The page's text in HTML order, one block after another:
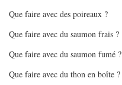
Que faire avec des poireaux ?
Que faire avec du saumon frais ?
Que faire avec du saumon fumé ?
Que faire avec du thon en boîte ?